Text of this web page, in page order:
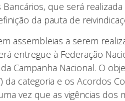
que será
da pauta de
assembleias a serem
entregue à Federação
Campanha Nacional. O
da categoria e os Acordos
vez que as vigências dos